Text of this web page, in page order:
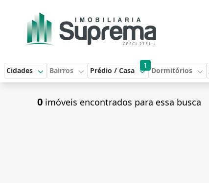
Cidades Bairros
1
Prédio / Casa Dormitórios
0 imóveis encontrados para essa busca